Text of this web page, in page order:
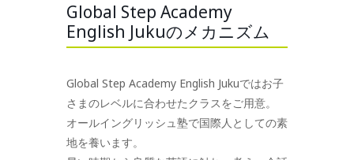
Global Step Academy
English Jukuのメカニズム
Global Step Academy English Jukuではお子
さまのレベルに合わせたクラスをご用意。
オールイングリッシュ塾で国際人としての素
地を養います。